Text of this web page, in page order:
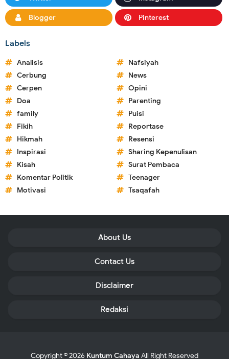
Blogger Pinterest
Labels
Analisis
Cerbung
Cerpen
Doa
family
Fikih
Hikmah
Inspirasi
Kisah
Komentar Politik
Motivasi
Nafsiyah
News
Opini
Parenting
Puisi
Reportase
Resensi
Sharing Kepenulisan
Surat Pembaca
Teenager
Tsaqafah
About Us
Contact Us
Disclaimer
Redaksi
Copyright ©2026 Kuntum Cahaya All Right Reserved